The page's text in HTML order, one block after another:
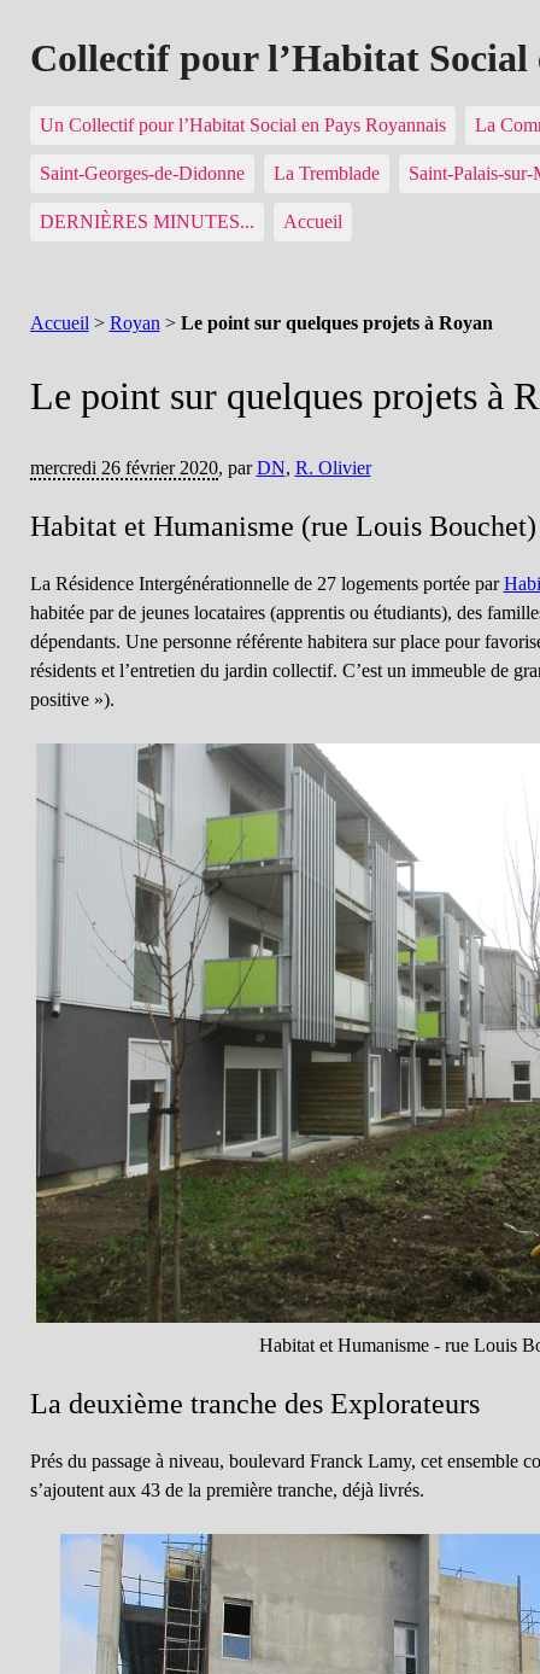
Collectif pour l’Habitat Social
Un Collectif pour l’Habitat Social en Pays Royannais La
Saint-Georges-de-Didonne La Tremblade Saint-Palais-sur-
DERNIÈRES MINUTES... Accueil
Accueil > Royan > Le point sur quelques projets à Royan
Le point sur quelques projets à
mercredi 26 février 2020, parDN, R. Olivier
Habitat et Humanisme (rue Louis Bouchet)
La Résidence Intergénérationnelle de 27 logements portée par
habitée par de jeunes locataires (apprentis ou étudiants), des
dépendants. Une personne référente habitera sur place pour
résidents et l’entretien du jardin collectif. C’est un immeuble de
positive »).
Habitat et Humanisme - rue Louis
La deuxième tranche des Explorateurs
Prés du passage à niveau, boulevard Franck Lamy, cet ensemble
s’ajoutent aux 43 de la première tranche, déjà livrés.